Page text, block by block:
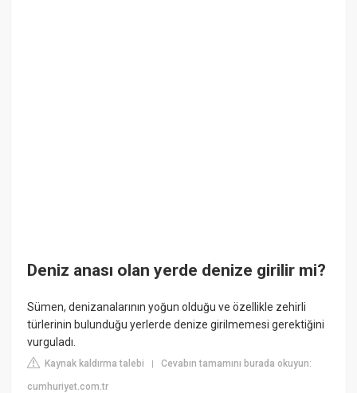
Deniz anası olan yerde denize girilir mi?
Sümen, denizanalarının yoğun olduğu ve özellikle zehirli
türlerinin bulunduğu yerlerde denize girilmemesi gerektiğini
vurguladı.
Kaynak kaldırma talebi |Cevabın tamamını burada okuyun:
cumhuriyet.com.tr